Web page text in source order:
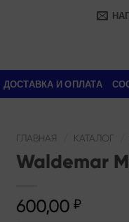
ДОСТАВКА И ОПЛАТА
ГЛАВНАЯ КАТАЛОГ
Waldemar
600,00 ₽